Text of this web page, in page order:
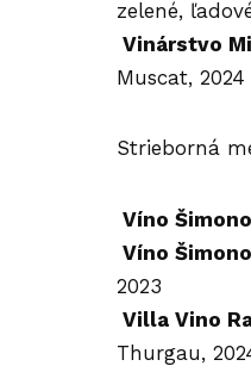
zelené,
Vinárstvo
Muscat, 2024
Strieborná
Víno
Víno
2023
Villa Vino
Thurgau,